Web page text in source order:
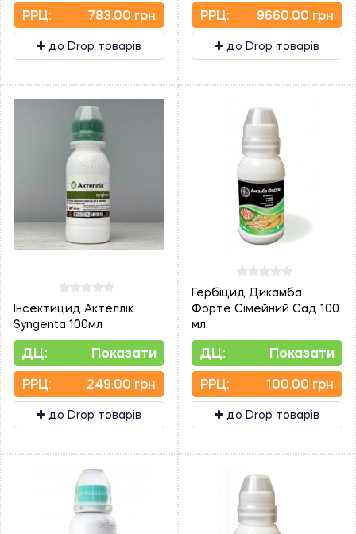
PPЦ: 783.00 грн
до Drop товарів
PPЦ: 9660.00 грн
до Drop товарів
Інсектицид Актеллік
Syngenta 100мл
ДЦ: Показати
PPЦ: 249.00 грн
до Drop товарів
Гербіцид Дикамба
Форте Сімейний Сад 100
мл
ДЦ: Показати
PPЦ: 100.00 грн
до Drop товарів